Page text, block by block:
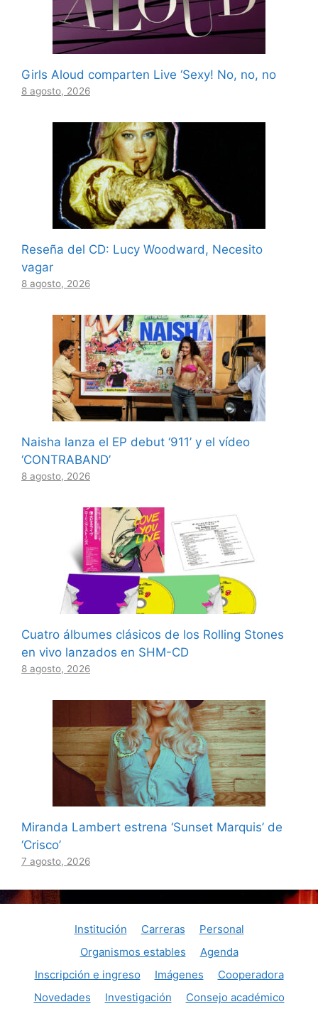
Girls Aloud comparten Live ‘Sexy! No, no, no
8 agosto, 2026
Reseña del CD: Lucy Woodward, Necesito
vagar
8 agosto, 2026
Naisha lanza el EP debut ‘911’ y el vídeo
‘CONTRABAND’
8 agosto, 2026
Cuatro álbumes clásicos de los Rolling Stones
en vivo lanzados en SHM-CD
8 agosto, 2026
Miranda Lambert estrena ‘Sunset Marquis’ de
‘Crisco’
7 agosto, 2026
Institución Carreras
Personal
Organismos estables
Agenda
Inscripción e ingreso
Imágenes
Cooperadora
Novedades
Investigación Consejo académico